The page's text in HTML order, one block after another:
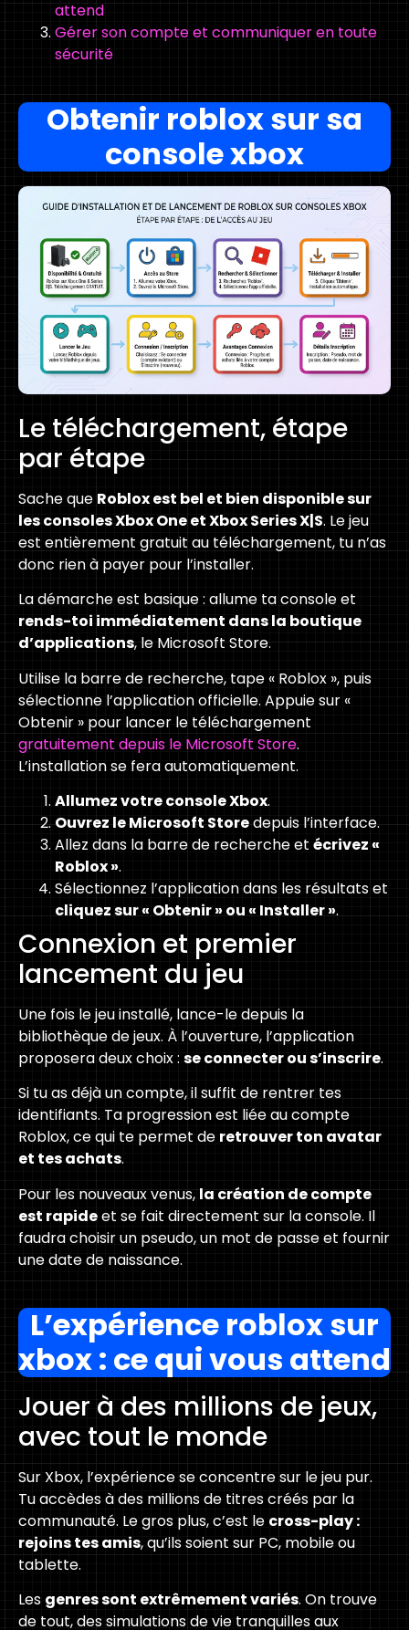
attend
Gérer son compte et communiquer en toute
sécurité
Obtenir roblox sur sa
console xbox
Le téléchargement, étape
par étape
Sache que Roblox est bel et bien disponible sur
les consoles Xbox One et Xbox Series X|S. Le jeu
est entièrement gratuit au téléchargement, tu n’as
donc rien à payer pour l’installer.
La démarche est basique : allume ta console et
rends-toi immédiatement dans la boutique
d’applications, le Microsoft Store.
Utilise la barre de recherche, tape « Roblox », puis
sélectionne l’application officielle. Appuie sur «
Obtenir » pour lancer le téléchargement
gratuitement depuis le Microsoft Store.
L’installation se fera automatiquement.
Allumez votre console Xbox.
Ouvrez le Microsoft Storedepuis l’interface.
Allez dans la barre de recherche et écrivez «
Roblox ».
Sélectionnez l’application dans les résultats et
cliquez sur « Obtenir » ou « Installer ».
Connexion et premier
lancement du jeu
Une fois le jeu installé, lance-le depuis la
bibliothèque de jeux. À l’ouverture, l’application
proposera deux choix : se connecter ou s’inscrire.
Si tu as déjà un compte, il suffit de rentrer tes
identifiants. Ta progression est liée au compte
Roblox, ce qui te permet de retrouver ton avatar
et tes achats.
Pour les nouveaux venus,la création de compte
est rapideet se fait directement sur la console. Il
faudra choisir un pseudo, un mot de passe et fournir
une date de naissance.
L’expérience roblox sur
xbox : ce qui vous attend
Jouer à des millions de jeux,
avec tout le monde
Sur Xbox, l’expérience se concentre sur le jeu pur.
Tu accèdes à des millions de titres créés par la
communauté. Le gros plus, c’est le cross-play :
rejoins tes amis, qu’ils soient sur PC, mobile ou
tablette.
Les genres sont extrêmement variés. On trouve
de tout, des simulations de vie tranquilles aux